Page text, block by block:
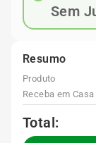
Resumo
Produto
Receba em Casa
Total: